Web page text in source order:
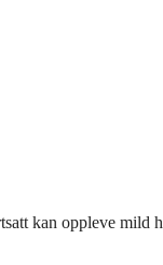
kan oppleve